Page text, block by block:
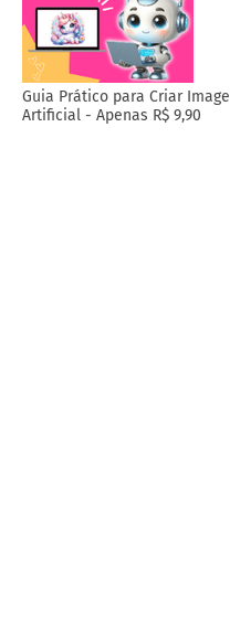
Guia Prático para Criar
Artificial - Apenas R$ 9,90